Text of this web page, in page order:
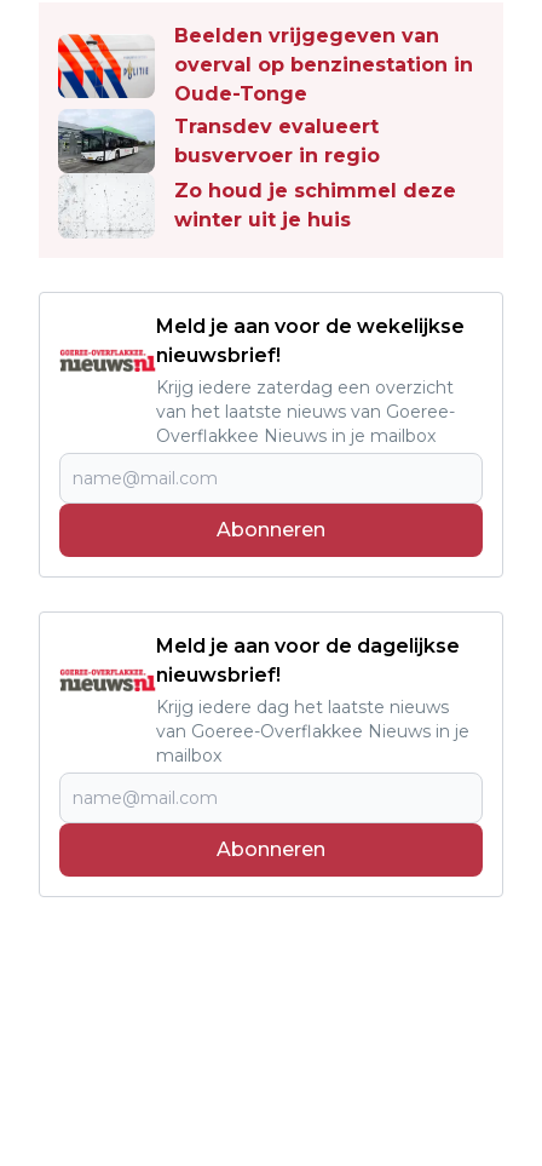
Beelden vrijgegeven van
overval op benzinestation in
Oude-Tonge
Transdev evalueert
busvervoer in regio
Zo houd je schimmel deze
winter uit je huis
Meld je aan voor de wekelijkse
nieuwsbrief!
Krijg iedere zaterdag een overzicht
van het laatste nieuws van Goeree-
Overflakkee Nieuws in je mailbox
Abonneren
Meld je aan voor de dagelijkse
nieuwsbrief!
Krijg iedere dag het laatste nieuws
van Goeree-Overflakkee Nieuws in je
mailbox
Abonneren